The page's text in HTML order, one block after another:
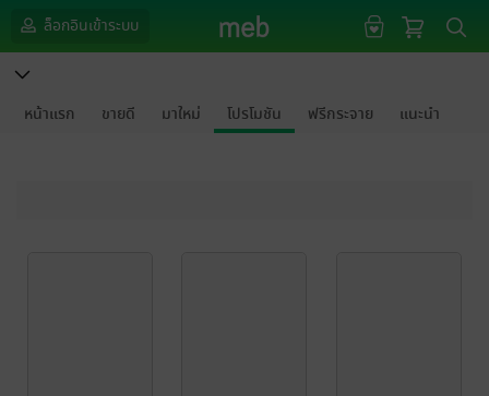
ล็อกอินเข้าระบบ
หน้าแรก ขายดี มาใหม่ โปรโมชัน ฟรีกระจาย แนะนำ